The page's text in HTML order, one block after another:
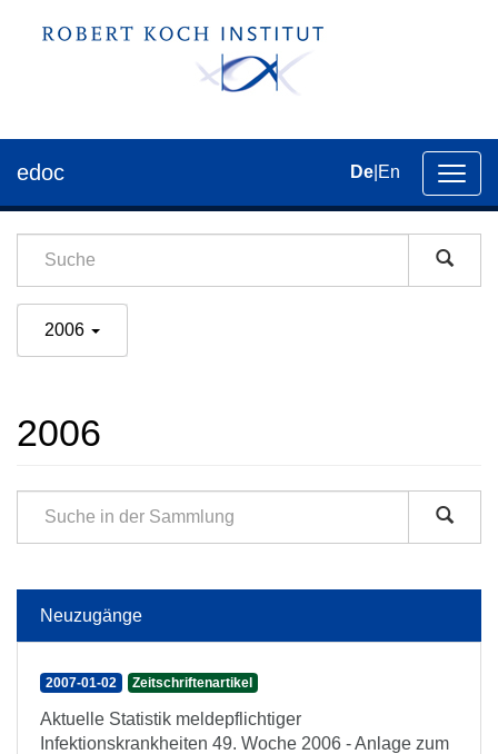
der
edoc De En
2006
2006
Neuzugänge
2007-01-02 Zeitschriftenartikel
Aktuelle Statistik meldepflichtiger
Infektionskrankheiten 49. Woche 2006 - Anlage zum